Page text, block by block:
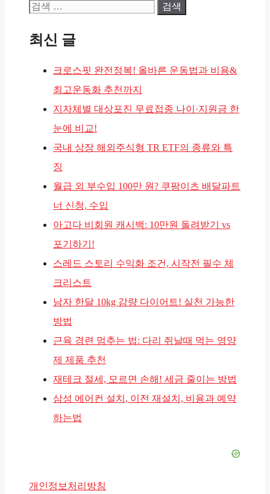
검
최신 글
크로스핏 완전정복! 올바른 운동법과 비용&
최고운동화 추천까지
지자체별 대상포진 무료접종 나이·지원금 한
눈에 비교!
국내 상장 해외주식형 TR ETF의 종류와 특
징
월급 외 부수입 100만 원? 쿠팡이츠 배달파트
너 신청, 수입
아고다 비회원 캐시백: 10만원 돌려받기 vs
포기하기!
스레드 스토리 수익화 조건, 시작전 필수 체
크리스트
남자 한달 10kg 감량 다이어트! 실천 가능한
방법
근육 경련 멈추는 법: 다리 쥐날때 먹는 영양
제 제품 추천
재테크 절세, 모르면 손해! 세금 줄이는 방법
삼성 에어컨 설치, 이전 재설치, 비용과 예약
하는법
개인정보처리방침